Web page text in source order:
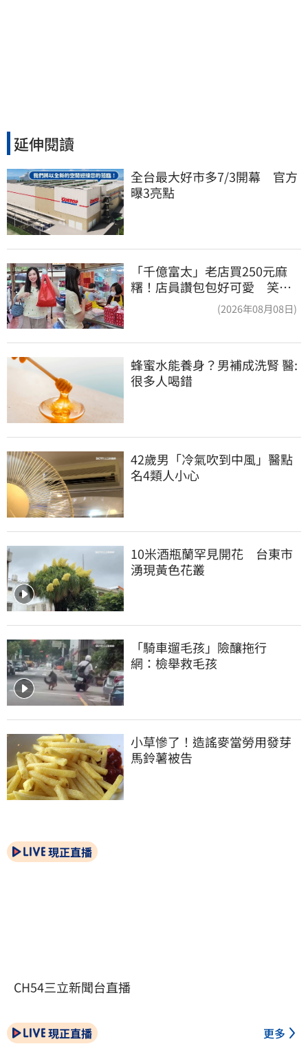
延伸閱讀
全台最大好市多7/3開幕　官方
曝3亮點
「千億富太」老店買250元麻
糬！店員讚包包好可愛 笑
(2026年08月08日)
蜂蜜水能養身？男補成洗腎 醫:
很多人喝錯
42歲男「冷氣吹到中風」醫點
名4類人小心
10米酒瓶蘭罕見開花　台東市
湧現黃色花叢
「騎車遛毛孩」險釀拖行
網：檢舉救毛孩
小草慘了！造謠麥當勞用發芽
馬鈴薯被告
現正直播
CH54三立新聞台直播
現正直播 更多